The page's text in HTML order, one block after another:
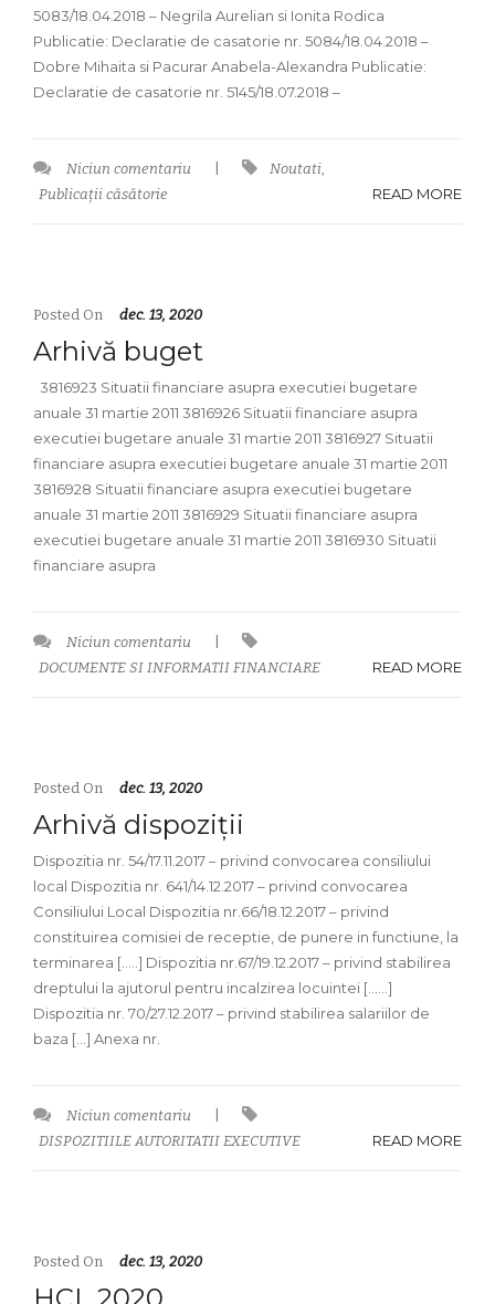
5083/18.04.2018 – Negrila Aurelian si Ionita Rodica
Publicatie: Declaratie de casatorie nr. 5084/18.04.2018 –
Dobre Mihaita si Pacurar Anabela-Alexandra Publicatie:
Declaratie de casatorie nr. 5145/18.07.2018 –
Niciun comentariu Noutati,
Publicații căsătorie
READ MORE
Posted On dec. 13, 2020
Arhivă buget
3816923 Situatii financiare asupra executiei bugetare
anuale 31 martie 2011 3816926 Situatii financiare asupra
executiei bugetare anuale 31 martie 2011 3816927 Situatii
financiare asupra executiei bugetare anuale 31 martie 2011
3816928 Situatii financiare asupra executiei bugetare
anuale 31 martie 2011 3816929 Situatii financiare asupra
executiei bugetare anuale 31 martie 2011 3816930 Situatii
financiare asupra
Niciun comentariu
DOCUMENTE SI INFORMATII FINANCIARE
READ MORE
Posted On dec. 13, 2020
Arhivă dispoziții
Dispozitia nr. 54/17.11.2017 – privind convocarea consiliului
local Dispozitia nr. 641/14.12.2017 – privind convocarea
Consiliului Local Dispozitia nr.66/18.12.2017 – privind
constituirea comisiei de receptie, de punere in functiune, la
terminarea […..] Dispozitia nr.67/19.12.2017 – privind stabilirea
dreptului la ajutorul pentru incalzirea locuintei [……]
Dispozitia nr. 70/27.12.2017 – privind stabilirea salariilor de
baza […] Anexa nr.
Niciun comentariu
DISPOZITIILE AUTORITATII EXECUTIVE
READ MORE
Posted On dec. 13, 2020